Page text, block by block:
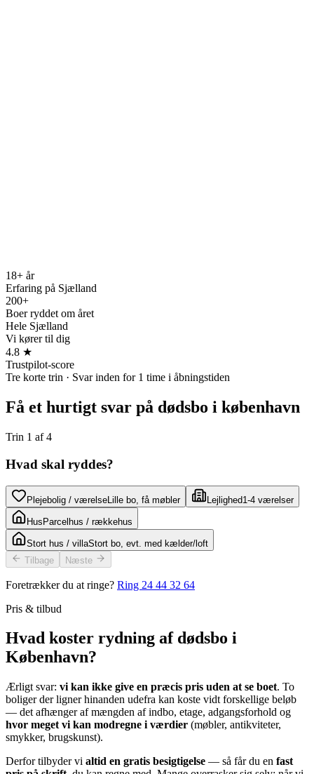
18+ år
Erfaring på Sjælland
200+
Boer ryddet om året
Hele Sjælland
Vi kører til dig
4.8 ★
Trustpilot-score
Tre korte trin · Svar inden for 1 time i åbningstiden
Få et hurtigt svar på dødsbo i københavn
Trin 1 af4
Hvad skal ryddes?
Plejebolig / værelseLille bo, få møbler Lejlighed1-4 værelser
HusParcelhus / rækkehus
Stort hus / villaStort bo, evt. med kælder/loft
Tilbage
Næste
Foretrækker du at ringe? Ring 24 44 32 64
Pris & tilbud
Hvad koster rydning af dødsbo i
København?
Ærligt svar: vi kan ikke give en præcis pris uden at se boet. To
boliger der ligner hinanden udefra kan koste vidt forskellige beløb
— det afhænger af mængden af indbo, etage, adgangsforhold og
hvor meget vi kan modregne i værdier (møbler, antikviteter,
smykker, brugskunst).
Derfor tilbyder vi altid en gratis besigtigelse — så får du en fast